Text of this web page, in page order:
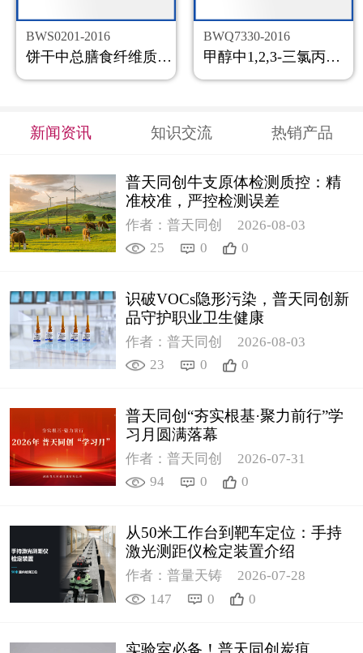
BWS0201-2016
饼干中总膳食纤维质控样品
BWQ7330-2016
甲醇中1,2,3-三氯丙烷溶液标准物质
新闻资讯 知识交流 热销产品
普天同创牛支原体检测质控：精
准校准，严控检测误差
作者：普天同创
2026-08-03
25
0 0
识破VOCs隐形污染，普天同创新
品守护职业卫生健康
作者：普天同创
2026-08-03
23
0 0
普天同创“夯实根基·聚力前行”学
习月圆满落幕
作者：普天同创
2026-07-31
94
0 0
从50米工作台到靶车定位：手持
激光测距仪检定装置介绍
作者：普量天铸
2026-07-28
147
0 0